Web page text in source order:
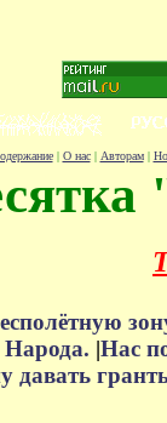
| О нас| Авторам|
Народа. |Нас
давать